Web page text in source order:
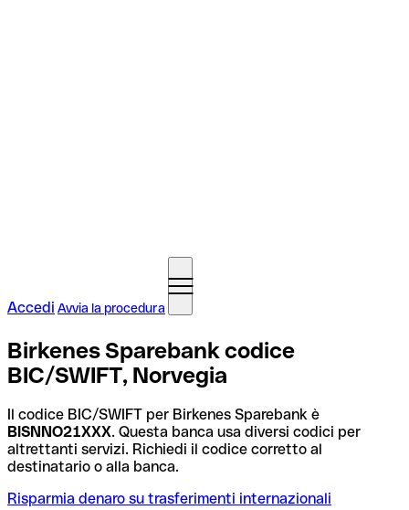
Accedi Avvia la procedura
Birkenes Sparebank codice
BIC/SWIFT, Norvegia
Il codice BIC/SWIFT per Birkenes Sparebank è
BISNNO21XXX. Questa banca usa diversi codici per
altrettanti servizi. Richiedi il codice corretto al
destinatario o alla banca.
Risparmia denaro su trasferimenti internazionali